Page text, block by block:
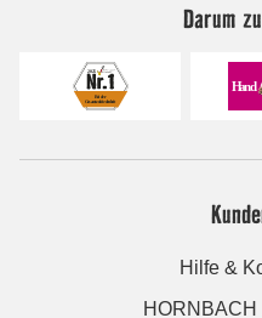
Darum
Hilfe &
HORNBACH